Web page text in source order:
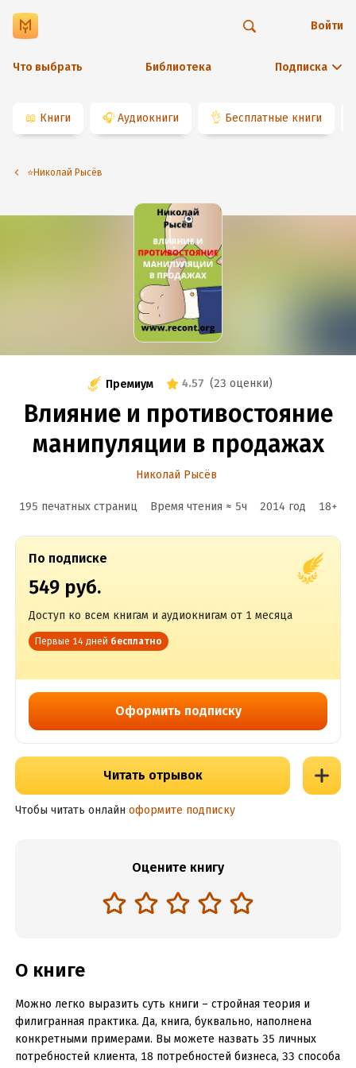
Что выбрать Библиотека Подписка
Войти
📖 Книги 🎧 Аудиокниги 👌 Бесплатные книги
⭐️Николай Рысёв
Премиум 4.57 (23 оценки)
Влияние и противостояние
манипуляции в продажах
Николай Рысёв
195 печатных страниц Время чтения ≈ 5ч 2014 год 18+
По подписке
549 руб.
Доступ ко всем книгам и аудиокнигам от 1 месяца
Первые 14 дней бесплатно
Оформить подписку
Читать отрывок
Чтобы читать онлайн оформите подписку
Оцените книгу
О книге
Можно легко выразить суть книги – стройная теория и
филигранная практика. Да, книга, буквально, наполнена
конкретными примерами. Вы можете назвать 35 личных
потребностей клиента, 18 потребностей бизнеса, 33 способа